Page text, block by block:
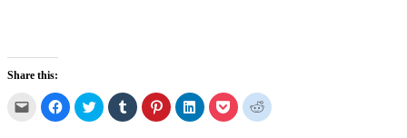
Share this:
Click
email
Click
to
share
Click
to
share
Click
to
share
Click
to
share
Click
to
share
Click
to
share
Click
to